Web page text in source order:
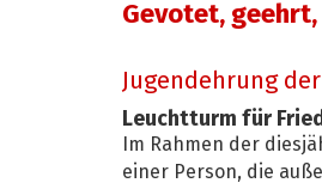
Gevotet,
Jugendehrung der
Leuchtturm für
Im Rahmen der
einer Person, die